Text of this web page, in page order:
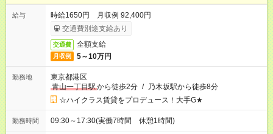
給与
時給1650円 月収例 92,400円
交通費別途支給あり
交通費 全額支給
月収例 5～10万円
勤務地
東京都港区
青山一丁目駅から徒歩2分 / 乃木坂駅から徒歩8分
☆ハイクラス賃貸をプロデュース！大手G★
勤務時間 09:30～17:30(実働7時間 休憩1時間)